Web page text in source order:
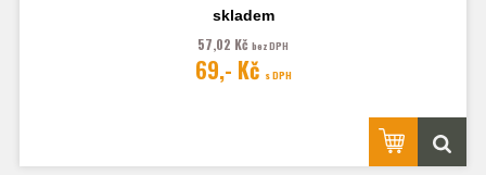
Fotografie je pouze ilustrační.
skladem
57,02 Kč bez DPH
69,- Kč s DPH